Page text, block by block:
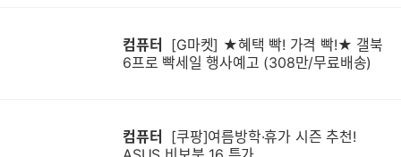
컴퓨터
6프로 빡세일 행사예고 (308만/무료배송)
컴퓨터